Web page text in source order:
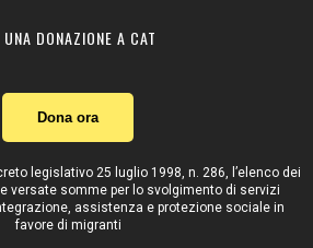
UNA DONAZIONE A CAT
Dona ora
legislativo 25 luglio 1998, n. 286, l’elenco dei
versate somme per lo svolgimento di servizi
assistenza e protezione sociale in
favore di migranti